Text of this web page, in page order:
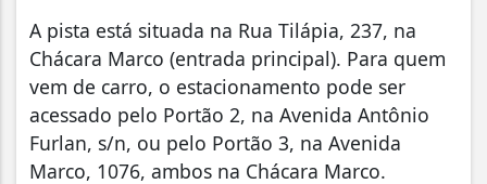
A pista está situada na Rua Tilápia, 237, na
Chácara Marco (entrada principal). Para quem
vem de carro, o estacionamento pode ser
acessado pelo Portão 2, na Avenida Antônio
Furlan, s/n, ou pelo Portão 3, na Avenida
Marco, 1076, ambos na Chácara Marco.